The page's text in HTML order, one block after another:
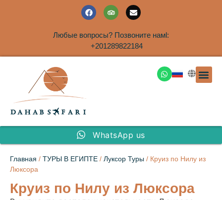
Любые вопросы? Позвоните намl:
+201289822184
WhatsApp us
Главная / ТУРЫ В ЕГИПТЕ / Луксор Туры / Круиз по Нилу из
Люксора
Круиз по Нилу из Люксора